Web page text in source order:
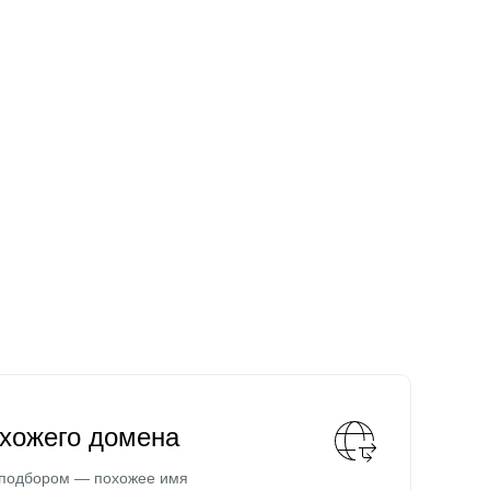
домена
— похожее имя